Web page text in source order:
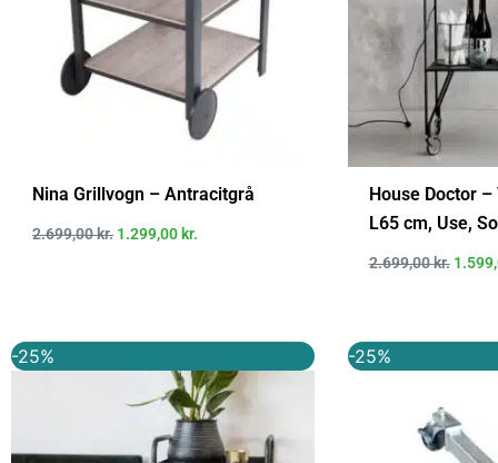
Nina Grillvogn – Antracitgrå
2.699,00kr. 1.299,00 kr.
House Doctor
L65 cm, Use,
2.699,00kr.
-25%
oprindelige
var:
1.199,00 kr..
aktuelle
pris
er:
899,00 kr..
-25%
var:
399,95